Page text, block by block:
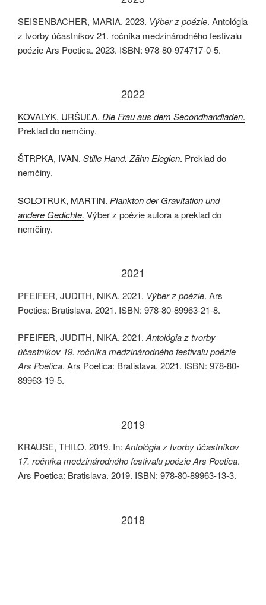
SEISENBACHER, MARIA. 2023. Výber z poézie. Antológia
z tvorby účastníkov 21. ročníka medzinárodného festivalu
poézie Ars Poetica. 2023. ISBN: 978-80-974717-0-5.
2022
KOVALYK, URŠUĽA. Die Frau aus dem Secondhandladen.
Preklad do nemčiny.
ŠTRPKA, IVAN. Stille Hand. Zähn Elegien. Preklad do
nemčiny.
SOLOTRUK, MARTIN. Plankton der Gravitation und
andere Gedichte. Výber z poézie autora a preklad do
nemčiny.
2021
PFEIFER, JUDITH, NIKA. 2021. Výber z poézie. Ars
Poetica: Bratislava. 2021. ISBN: 978-80-89963-21-8.
PFEIFER, JUDITH, NIKA. 2021. Antológia z tvorby
účastníkov 19. ročníka medzinárodného festivalu poézie
Ars Poetica. Ars Poetica: Bratislava. 2021. ISBN: 978-80-
89963-19-5.
2019
KRAUSE, THILO. 2019. In: Antológia z tvorby účastníkov
17. ročníka medzinárodného festivalu poézie Ars Poetica.
Ars Poetica: Bratislava. 2019. ISBN: 978-80-89963-13-3.
2018